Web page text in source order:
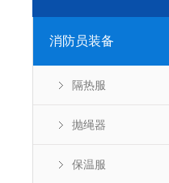
消防员装备
隔热服
抛绳器
保温服